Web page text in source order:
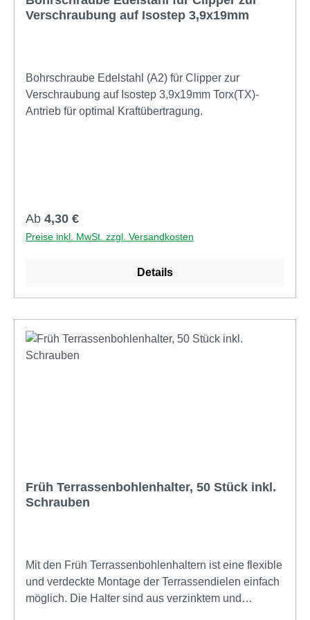
Verschraubung auf Isostep 3,9x19mm
Bohrschraube Edelstahl (A2) für Clipper zur
Verschraubung auf Isostep 3,9x19mm Torx(TX)-
Antrieb für optimal Kraftübertragung.
Regulärer Preis:
Ab 4,30 €
Preise inkl. MwSt. zzgl. Versandkosten
Details
Früh Terrassenbohlenhalter, 50 Stück inkl.
Schrauben
Mit den Früh Terrassenbohlenhaltern ist eine flexible
und verdeckte Montage der Terrassendielen einfach
möglich. Die Halter sind aus verzinktem und